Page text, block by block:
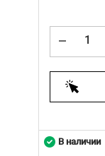
В наличии